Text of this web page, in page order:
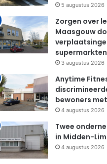
5 augustus 2026
Zorgen over
Maasgouw
3 augustus 2026
Anytime
bewoners
4 augustus 2026
Twee
in Midden-
4 augustus 2026